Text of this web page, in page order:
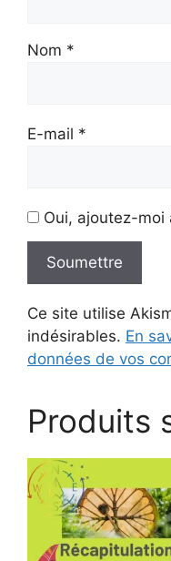
Nom *
E-mail *
Oui, ajoutez-
Ce site utilise
indésirables. En
données de vos
Produits